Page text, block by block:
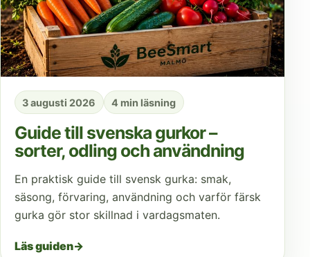
3 augusti 2026 4 min läsning
Guide till svenska gurkor –
sorter, odling och användning
En praktisk guide till svensk gurka: smak,
säsong, förvaring, användning och varför färsk
gurka gör stor skillnad i vardagsmaten.
Läs guiden→